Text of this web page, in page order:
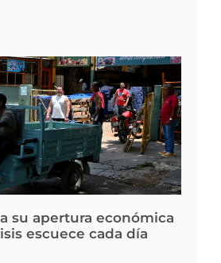
su apertura económica
escuece cada día